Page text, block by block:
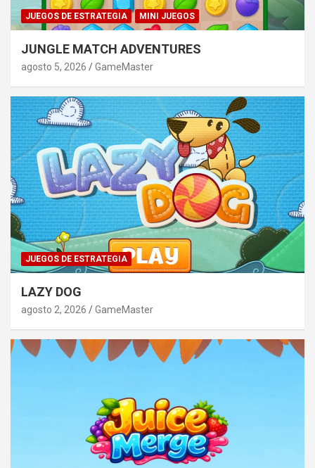
JUEGOS DE ESTRATEGIA MINI JUEGOS
JUNGLE MATCH ADVENTURES
agosto 5, 2026 GameMaster
JUEGOS DE ESTRATEGIA
LAZY DOG
agosto 2, 2026 GameMaster